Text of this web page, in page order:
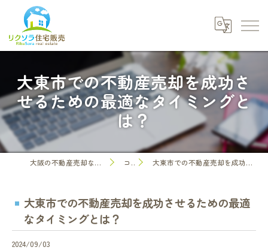
大東市での不動産売却を成功さ
せるための最適なタイミングと
は？
大阪の不動産売却なら株式会社リクソラ住宅販売 コラム 大東市での不動産売却を成功させるための最適なタイミングとは？
大東市での不動産売却を成功させるための最適
なタイミングとは？
2024/09/03